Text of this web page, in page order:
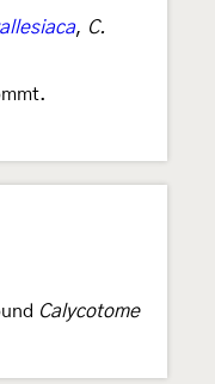
, C.
Calycotome